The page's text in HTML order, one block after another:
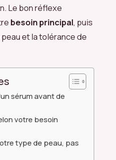
Le bon réflexe
besoin principal, puis
et la tolérance de
sérum avant de
votre besoin
type de peau, pas